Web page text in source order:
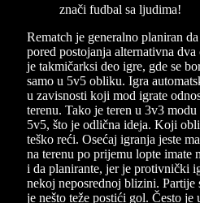
Rematch je generalno planiran
pored postojanja alternativna
je takmičarksi deo igre, gde se
samo u 5v5 obliku. Igra
u zavisnosti koji mod igrate
terenu. Tako je teren u 3v3
5v5, što je odlična ideja. Koji
teško reći. Osećaj igranja jeste
na terenu po prijemu lopte imate
i da planirante, jer je protivnički
nekoj neposrednoj blizini. Partije
je nešto teže postići gol. Često